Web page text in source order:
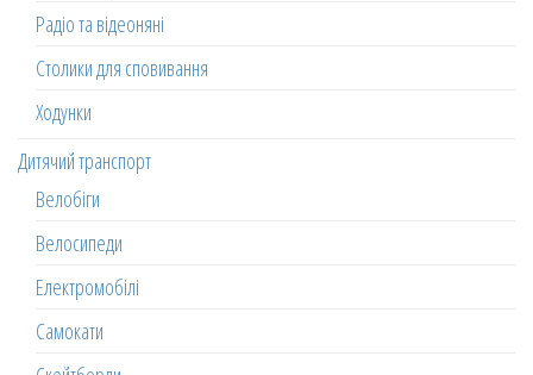
Радіо та відеоняні
Столики для сповивання
Ходунки
Дитячий транспорт
Велобіги
Велосипеди
Електромобілі
Самокати